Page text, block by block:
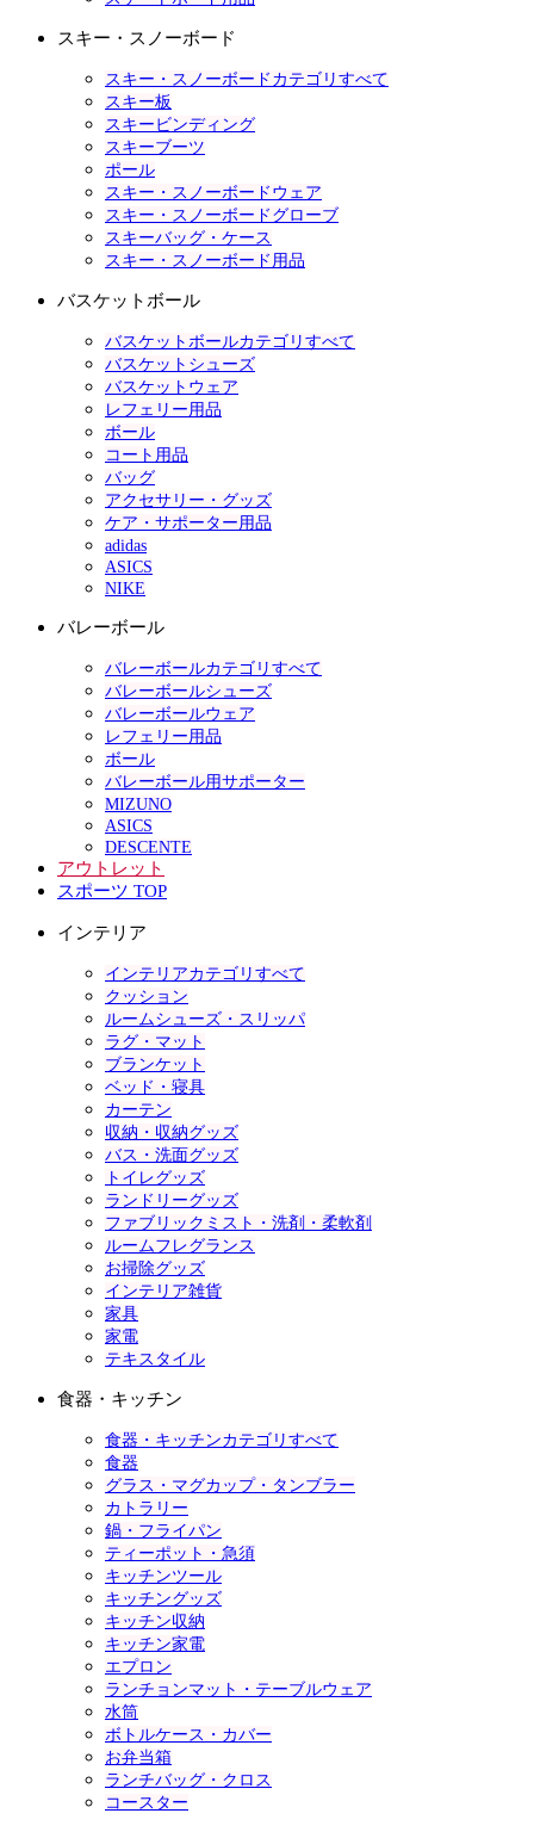
スキー・スノーボード
スキー・スノーボードカテゴリすべて
スキー板
スキービンディング
スキーブーツ
ポール
スキー・スノーボードウェア
スキー・スノーボードグローブ
スキーバッグ・ケース
スキー・スノーボード用品
バスケットボール
バスケットボールカテゴリすべて
バスケットシューズ
バスケットウェア
レフェリー用品
ボール
コート用品
バッグ
アクセサリー・グッズ
ケア・サポーター用品
adidas
ASICS
NIKE
バレーボール
バレーボールカテゴリすべて
バレーボールシューズ
バレーボールウェア
レフェリー用品
ボール
バレーボール用サポーター
MIZUNO
ASICS
DESCENTE
アウトレット
スポーツ TOP
インテリア
インテリアカテゴリすべて
クッション
ルームシューズ・スリッパ
ラグ・マット
ブランケット
ベッド・寝具
カーテン
収納・収納グッズ
バス・洗面グッズ
トイレグッズ
ランドリーグッズ
ファブリックミスト・洗剤・柔軟剤
ルームフレグランス
お掃除グッズ
インテリア雑貨
家具
家電
テキスタイル
食器・キッチン
食器・キッチンカテゴリすべて
食器
グラス・マグカップ・タンブラー
カトラリー
鍋・フライパン
ティーポット・急須
キッチンツール
キッチングッズ
キッチン収納
キッチン家電
エプロン
ランチョンマット・テーブルウェア
水筒
ボトルケース・カバー
お弁当箱
ランチバッグ・クロス
コースター